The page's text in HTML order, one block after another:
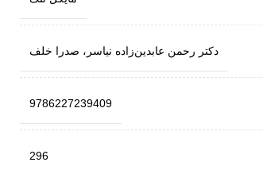
دکتر رحمن عابدین‌زاده نیاسر، صدرا خلف
9786227239409
296